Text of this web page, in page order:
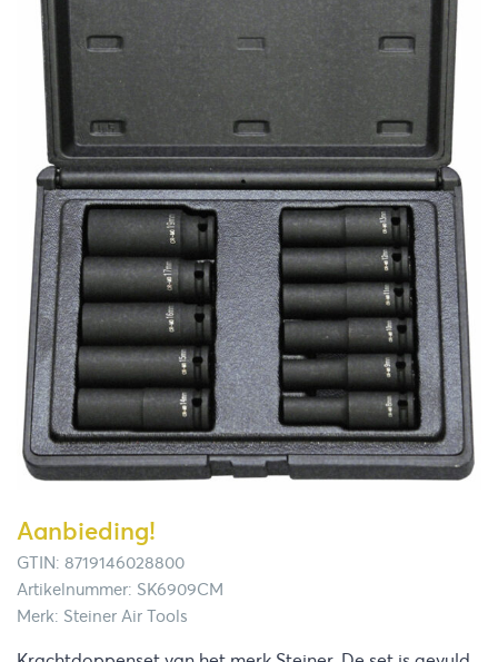
Aanbieding!
GTIN: 8719146028800
Artikelnummer: SK6909CM
Merk: Steiner Air Tools